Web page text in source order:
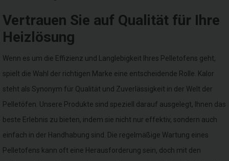
Vertrauen Sie auf Qualität für Ihre
Heizlösung
Wenn es um die Effizienz und Langlebigkeit Ihres Pelletofens geht,
spielt die Wahl der richtigen Marke eine entscheidende Rolle. Kalor
steht als Synonym für Qualität und Zuverlässigkeit in der Welt der
Pelletöfen. Unsere Produkte sind speziell darauf ausgelegt, Ihnen das
beste Erlebnis zu bieten, indem sie nicht nur effektiv, sondern auch
einfach in der Handhabung sind. Die regelmäßige Wartung eines
Pelletofens kann oft eine Herausforderung sein, doch mit den